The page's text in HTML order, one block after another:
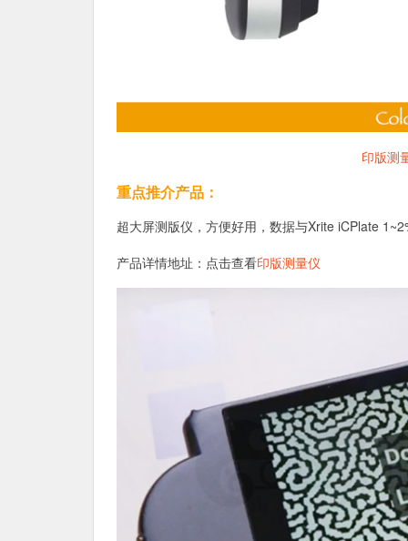
印版测
重点推介产品：
超大屏测版仪，方便好用，数据与Xrite iCPlate
产品详情地址：点击查看印版测量仪